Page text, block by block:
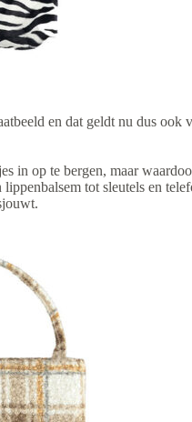
en dat geldt nu dus ook
in op te bergen, maar
tot sleutels en